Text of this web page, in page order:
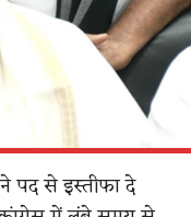
पद से इस्तीफा दे